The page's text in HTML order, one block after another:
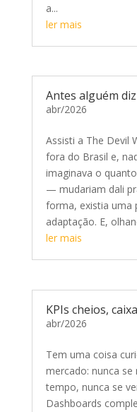
a...
ler mais
Antes alguém
abr/2026
Assisti a The Devil
fora do Brasil e,
imaginava o
— mudariam dali
forma, existia uma
adaptação. E,
ler mais
KPIs cheios,
abr/2026
Tem uma coisa
mercado: nunca
tempo, nunca se
Dashboards